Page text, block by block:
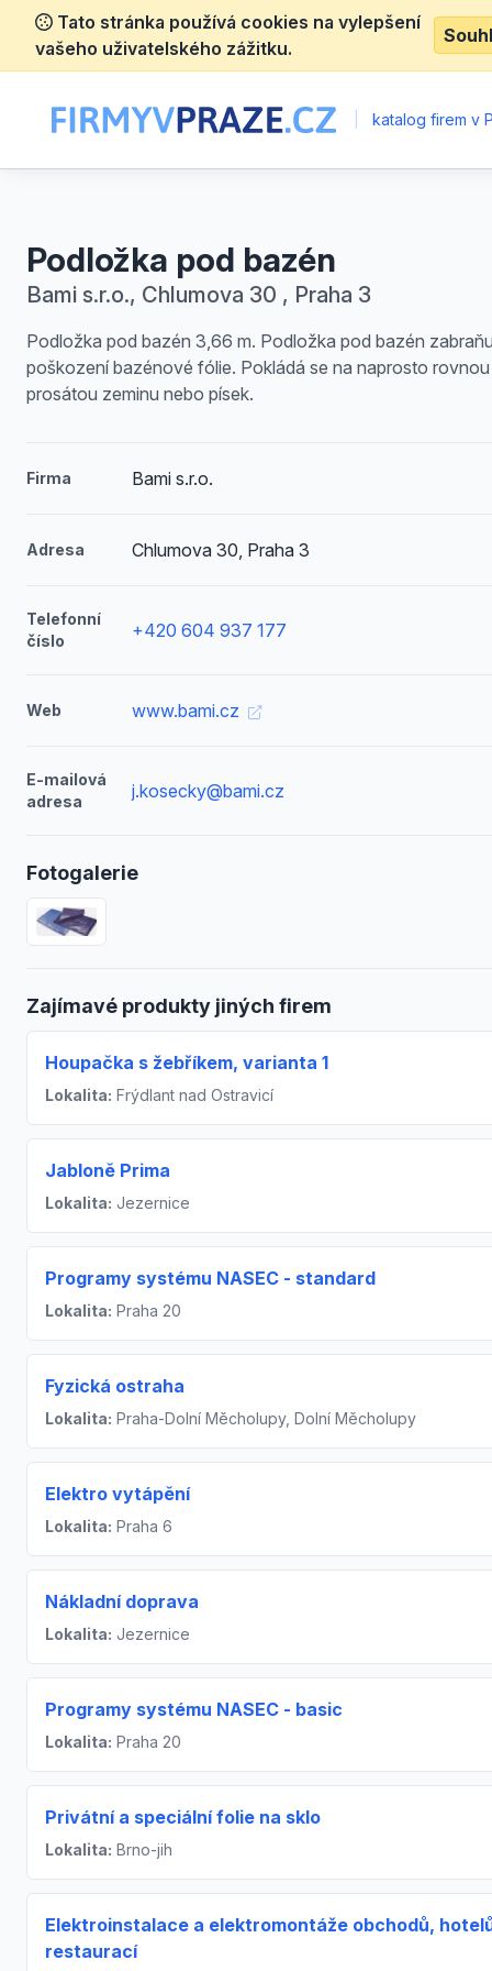
Tato stránka používá cookies na vylepšení
vašeho uživatelského zážitku.
katalog firem v
Podložka pod bazén
Bami s.r.o., Chlumova 30 , Praha 3
Podložka pod bazén 3,66 m. Podložka pod bazén
poškození bazénové fólie. Pokládá se na naprosto rovnou
prosátou zeminu nebo písek.
Firma Bami s.r.o.
Adresa Chlumova 30, Praha 3
Telefonní
číslo
+420 604 937 177
Web www.bami.cz
E-mailová
adresa
j.kosecky@bami.cz
Fotogalerie
Zajímavé produkty jiných firem
Houpačka s žebříkem, varianta 1
Lokalita: Frýdlant nad Ostravicí
Jabloně Prima
Lokalita: Jezernice
Programy systému NASEC - standard
Lokalita: Praha 20
Fyzická ostraha
Lokalita: Praha-Dolní Měcholupy, Dolní Měcholupy
Elektro vytápění
Lokalita: Praha 6
Nákladní doprava
Lokalita: Jezernice
Programy systému NASEC - basic
Lokalita: Praha 20
Privátní a speciální folie na sklo
Lokalita: Brno-jih
Elektroinstalace a elektromontáže obchodů,
restaurací